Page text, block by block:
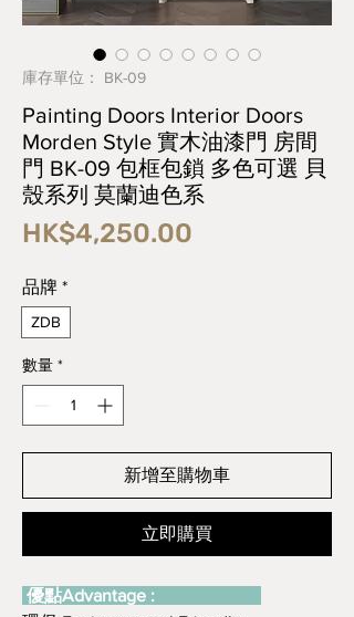
庫存單位： BK-09
Painting Doors Interior Doors
Morden Style 實木油漆門 房間
門 BK-09 包框包鎖 多色可選 貝
殼系列 莫蘭迪色系
HK$4,250.00
品牌 *
ZDB
數量 *
新增至購物車
立即購買
優點Advantage :